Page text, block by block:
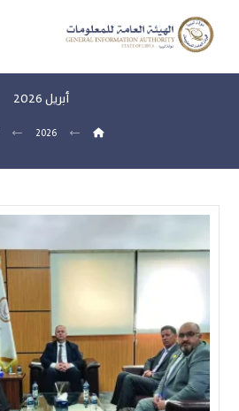
أبريل 2026
2026